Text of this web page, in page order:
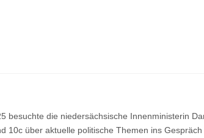
besuchte die niedersächsische Innenministerin
10c über aktuelle politische Themen ins